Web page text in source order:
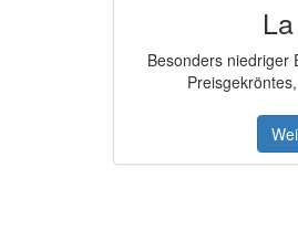
Besonders niedriger